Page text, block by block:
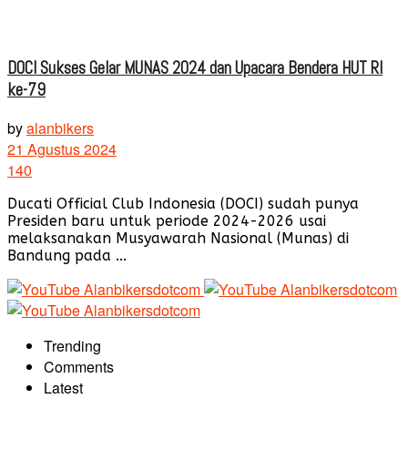
DOCI Sukses Gelar MUNAS 2024 dan Upacara Bendera HUT RI
ke-79
byalanbikers
21 Agustus 2024
140
Ducati Official Club Indonesia (DOCI) sudah punya
Presiden baru untuk periode 2024-2026 usai
melaksanakan Musyawarah Nasional (Munas) di
Bandung pada ...
Trending
Comments
Latest